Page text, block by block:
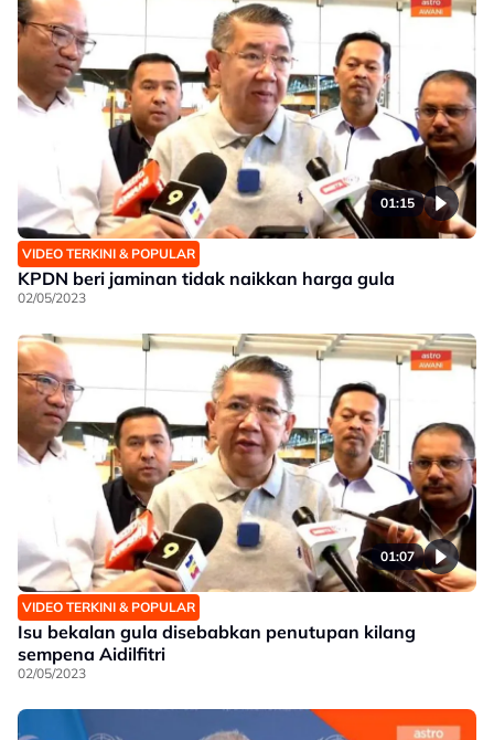
01:15
VIDEO TERKINI & POPULAR
KPDN beri jaminan tidak naikkan harga gula
02/05/2023
01:07
VIDEO TERKINI & POPULAR
Isu bekalan gula disebabkan penutupan kilang
sempena Aidilfitri
02/05/2023